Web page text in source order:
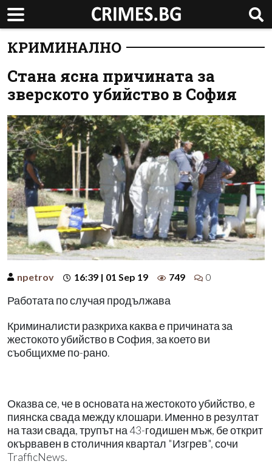
КРИМИНАЛНО
Стана ясна причината за
зверското убийство в София
npetrov 16:39 | 01 Sep 19 749 0
Работата по случая продължава
Криминалисти разкриха каква е причината за
жестокото убийство в София, за което ви
съобщихме по-рано.
Оказва се, че в основата на жестокото убийство, е
пиянска свада между клошари. Именно в резултат
на тази свада, трупът на 43-годишен мъж, бе открит
окървавен в столичния квартал "Изгрев", сочи
TrafficNews.